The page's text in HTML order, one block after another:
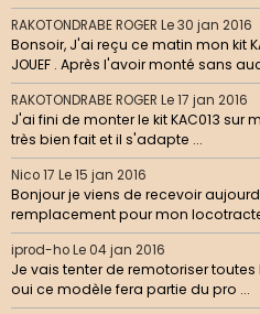
RAKOTONDRABE ROGER Le 30 jan 2016
Bonsoir, J'ai reçu ce matin mon kit
JOUEF . Après l'avoir monté sans
RAKOTONDRABE ROGER Le 17 jan 2016
J'ai fini de monter le kit KAC013 sur
très bien fait et il s'adapte ...
Nico 17 Le 15 jan 2016
Bonjour je viens de recevoir
remplacement pour mon
iprod-hoLe 04 jan 2016
Je vais tenter de remotoriser
oui ce modèle fera partie du pro ...